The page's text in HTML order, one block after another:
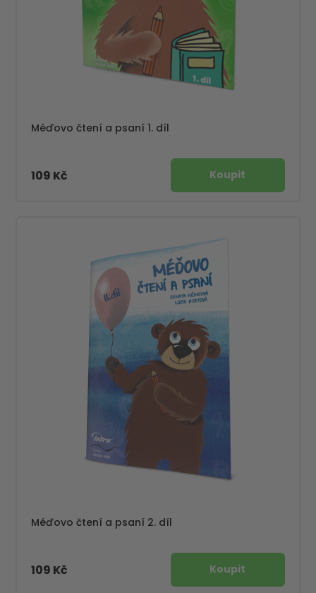
Méďovo čtení a psaní 1. díl
109 Kč
Méďovo čtení a psaní 2. díl
109 Kč